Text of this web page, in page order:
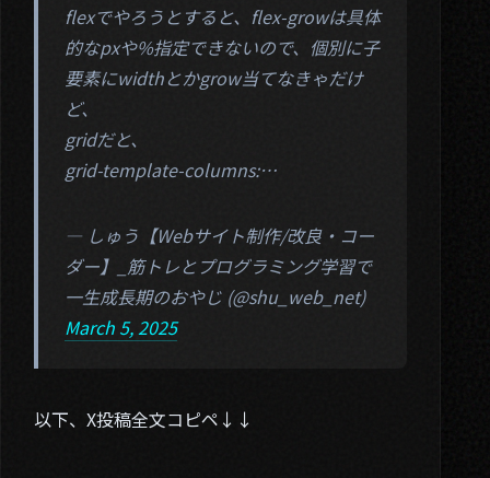
flexでやろうとすると、flex-growは具体
的なpxや%指定できないので、個別に子
要素にwidthとかgrow当てなきゃだけ
ど、
gridだと、
grid-template-columns:…
— しゅう【Webサイト制作/改良・コー
ダー】_筋トレとプログラミング学習で
一生成長期のおやじ (@shu_web_net)
March 5, 2025
以下、X投稿全文コピペ↓↓